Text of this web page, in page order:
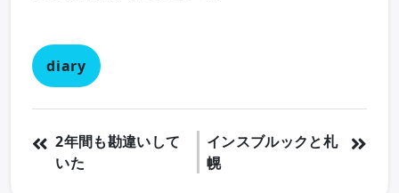
diary
2年間も勘違いして
いた
インスブルックと札
幌